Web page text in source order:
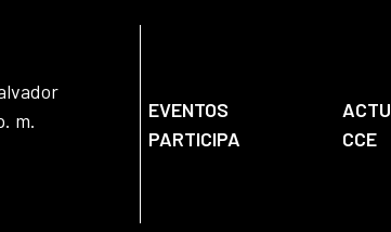
m.
EVENTOS
PARTICIPA
CCE